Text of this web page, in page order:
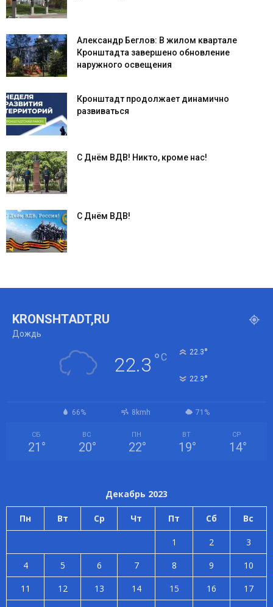
Александр Беглов: В жилом квартале
Кронштадта завершено обновление
наружного освещения
Кронштадт продолжает динамично
развиваться
С Днём ВДВ! Никто, кроме нас!
С Днём ВДВ!
KRONSHTADT,RU
Дождь
22.3 °C 22.3°
22.3°
66% 8kmh 71%
СБ
21 °
ВС
20°
ПН
22°
ВТ
19°
СР
14°
Декабрь 2023
Пн Вт Ср Чт Пт Сб Вс
1 2
3
4
5 6 7 8 9
10
11
12 13 14 15 16
17